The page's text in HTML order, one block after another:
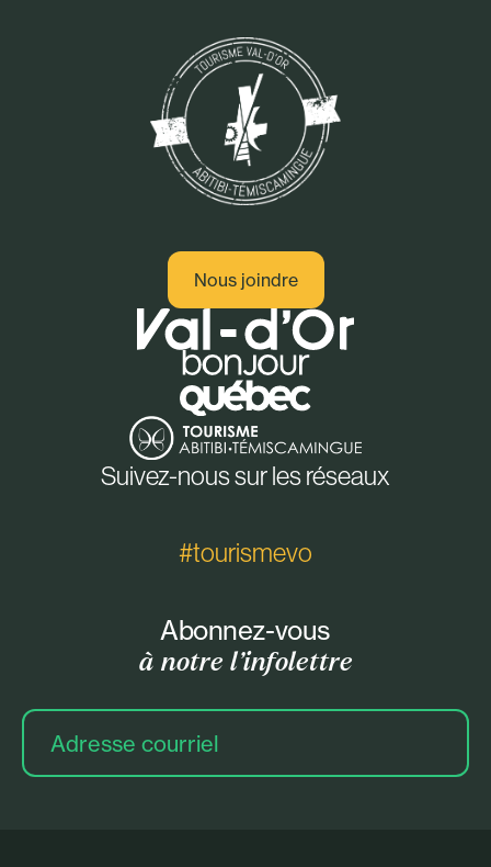
Nous joindre
Suivez-nous sur les réseaux
#tourismevo
Abonnez-vous
à notre l’infolettre
Adresse
courriel